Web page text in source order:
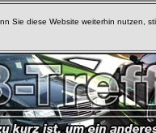
Sie diese Website weiterhin nutzen,